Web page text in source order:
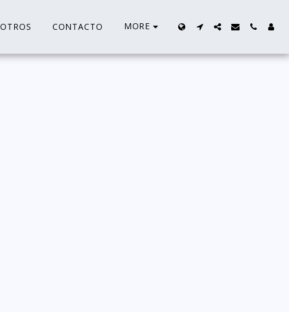
CONTACTO MORE